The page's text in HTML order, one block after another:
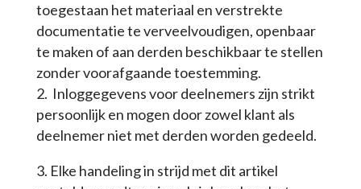
toegestaan het materiaal en verstrekte
documentatie te verveelvoudigen, openbaar
te maken of aan derden beschikbaar te stellen
zonder voorafgaande toestemming.
Inloggegevens voor deelnemers zijn strikt
persoonlijk en mogen door zowel klant als
deelnemer niet met derden worden gedeeld.
Elke handeling in strijd met dit artikel